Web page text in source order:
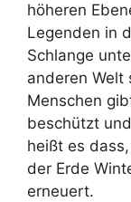
höheren
Legenden in
Schlange
anderen Welt
Menschen
beschützt
heißt es
der Erde
erneuert.